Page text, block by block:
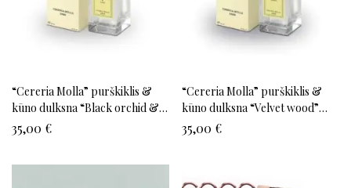
“Cereria Molla” purškiklis &
kūno dulksna “Black orchid &
lilly” 100 ml
35,00 €
“Cereria Molla” purškiklis &
kūno dulksna “Velvet wood”
100 ml
35,00 €